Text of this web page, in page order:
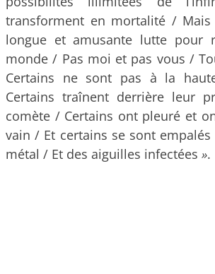
transforment en mortalité / Mais
longue et amusante lutte pour
monde / Pas moi et pas vous /
Certains ne sont pas à la
Certains traînent derrière leur
comète / Certains ont pleuré et
vain / Et certains se sont
métal / Et des aiguilles infectées ».